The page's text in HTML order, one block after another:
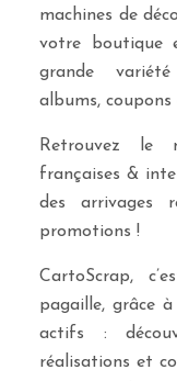
machines de
votre boutique
grande
albums, coupons
Retrouvez le
françaises &
des arrivages
promotions !
CartoScrap,
pagaille, grâce
actifs :
réalisations et